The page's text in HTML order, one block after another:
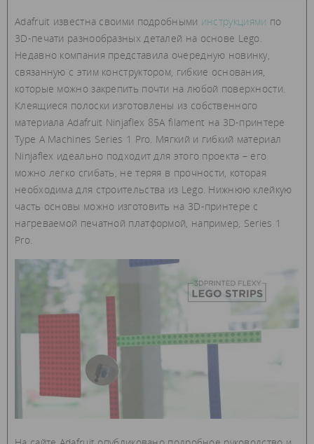
Adafruit известна своими подробными инструкциями по
3D-печати разнообразных деталей на основе Lego.
Недавно компания представила очередную новинку,
связанную с этим конструктором, гибкие основания,
которые можно закрепить почти на любой поверхности.
Клеящиеся полоски изготовлены из собственного
материала Adafruit Ninjaflex 85A filament на 3D-принтере
Type A Machines Series 1 Pro. Мягкий и гибкий материал
Ninjaflex идеально подходит для этого проекта – его
можно легко сгибать, не теряя в прочности, которая
необходима для строительства из Lego. Нижнюю клейкую
часть основы можно изготовить на 3D-принтере с
нагреваемой печатной платформой, например, Series 1
Pro.